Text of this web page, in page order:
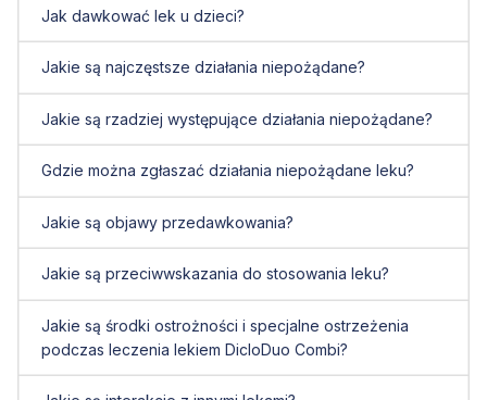
Jak dawkować lek u dzieci?
Jakie są najczęstsze działania niepożądane?
Jakie są rzadziej występujące działania niepożądane?
Gdzie można zgłaszać działania niepożądane leku?
Jakie są objawy przedawkowania?
Jakie są przeciwwskazania do stosowania leku?
Jakie są środki ostrożności i specjalne ostrzeżenia
podczas leczenia lekiem DicloDuo Combi?